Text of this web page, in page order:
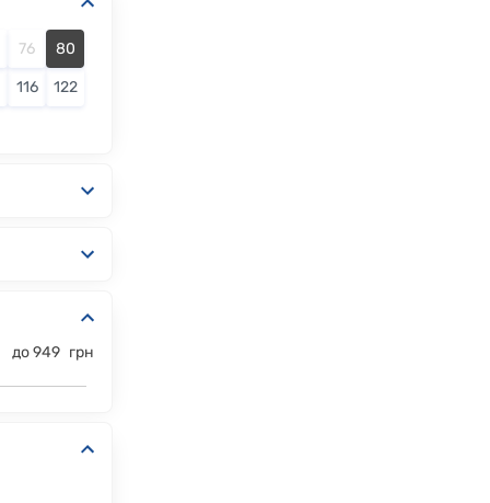
76 80
116 122
до949 грн